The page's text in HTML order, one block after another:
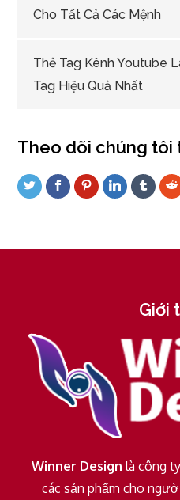
Cho Tất Cả Các Mệnh
Thẻ Tag Kênh Youtube
Tag Hiệu Quả Nhất
Theo dõi chúng tôi
Giới
Winner Design là công
các sản phẩm cho